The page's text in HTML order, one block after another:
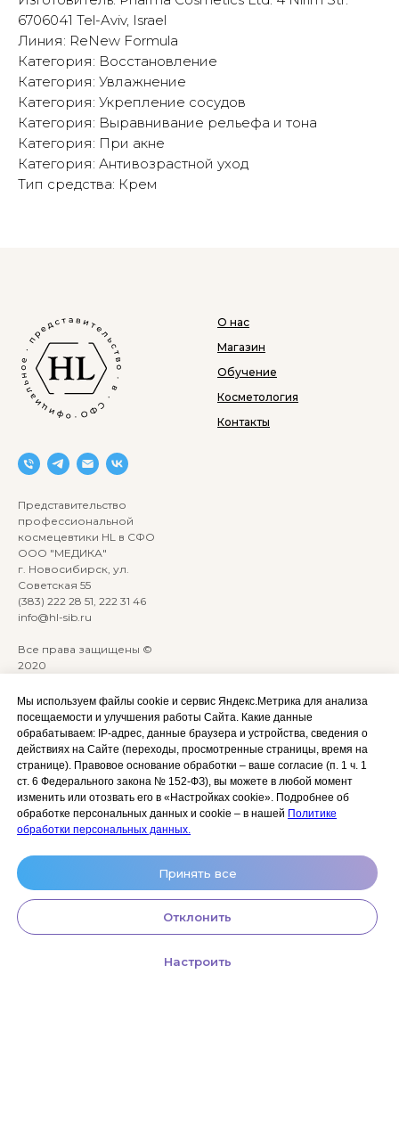
Мы используем файлы cookie и сервис Яндекс.Метрика для анализа
посещаемости и улучшения работы Сайта. Какие данные
обрабатываем: IP‑адрес, данные браузера и устройства, сведения о
действиях на Сайте (переходы, просмотренные страницы, время на
странице). Правовое основание обработки – ваше согласие (п. 1 ч. 1
ст. 6 Федерального закона № 152‑ФЗ), вы можете в любой момент
изменить или отозвать его в «Настройках cookie». Подробнее об
обработке персональных данных и cookie – в нашей Политике
обработки персональных данных.
Принять все
Отклонить
Настроить
6706041 Tel-Aviv, Israel
Линия: ReNew Formula
Категория: Восстановление
Категория: Увлажнение
Категория: Укрепление сосудов
Категория: Выравнивание рельефа и тона
Категория: При акне
Категория: Антивозрастной уход
Тип средства: Крем
Представительство
профессиональной
космецевтики HL в СФО
ООО "МЕДИКА"
г. Новосибирск, ул.
Советская 55
(383) 222 28 51, 222 31 46
info@hl-sib.ru
Все права защищены ©
2020
ANKRYONK
О нас
Магазин
Обучение
Косметология
Контакты
Акции и скидки
Оплата, доставка и возврат
Сотрудничество
Личный кабинет (Обучение)
Политика
конфиденциальности
Согласие на обработку
персональных данных
космецевтики